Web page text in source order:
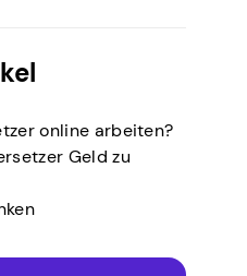
online arbeiten?
Geld zu